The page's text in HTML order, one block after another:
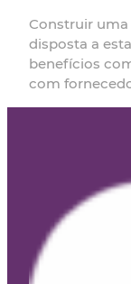
Construir
disposta a
benefícios
com